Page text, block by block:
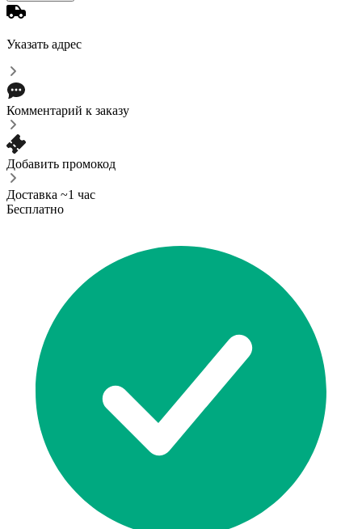
Указать адрес
Комментарий к заказу
Добавить промокод
Доставка ~1 час
Бесплатно